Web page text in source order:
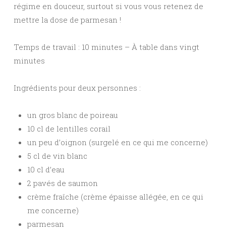
régime en douceur, surtout si vous vous retenez de
mettre la dose de parmesan !
Temps de travail : 10 minutes – À table dans vingt
minutes
Ingrédients pour deux personnes :
un gros blanc de poireau
10 cl de lentilles corail
un peu d’oignon (surgelé en ce qui me concerne)
5 cl de vin blanc
10 cl d’eau
2 pavés de saumon
crème fraîche (crème épaisse allégée, en ce qui
me concerne)
parmesan